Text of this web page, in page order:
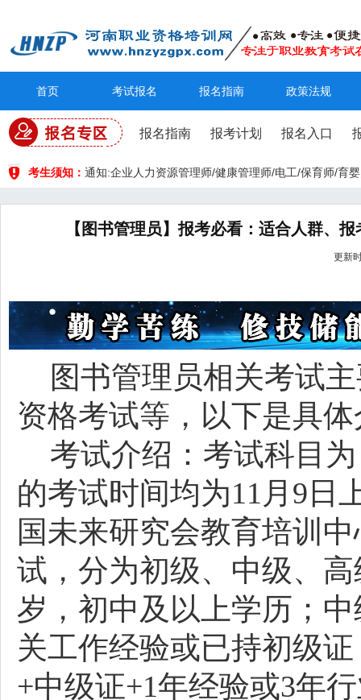
首页 考试报名 报名指南 政策法规
报名指南 报考计划 报名入口
考生须知： 通知:企业人力资源管理师/健康管理师/电工/保育师/育
【图书管理员】报考必看：适合人群、
更新
图书管理员相关考试
资格考试等，以下是具
考试介绍：考试科目
的考试时间均为11月9日
国未来研究会教育培训
试，分为初级、中级、
岁，初中及以上学历；
关工作经验或已持初级
+中级证+1年经验或3年